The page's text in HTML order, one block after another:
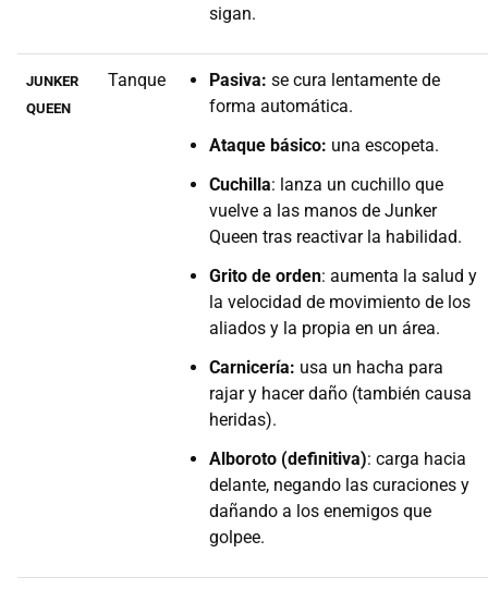
sigan.
JUNKER
QUEEN
Tanque Pasiva: se cura lentamente de
forma automática.
Ataque básico: una escopeta.
Cuchilla: lanza un cuchillo que
vuelve a las manos de Junker
Queen tras reactivar la habilidad.
Grito de orden: aumenta la salud y
la velocidad de movimiento de los
aliados y la propia en un área.
Carnicería: usa un hacha para
rajar y hacer daño (también causa
heridas).
Alboroto (definitiva): carga hacia
delante, negando las curaciones y
dañando a los enemigos que
golpee.